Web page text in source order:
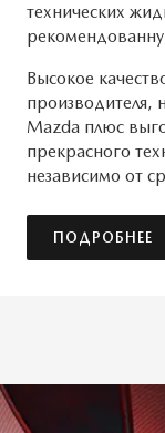
технических
Высокое
производителя,
Mazda плюс
прекрасного
независимо от
ПОДРОБНЕЕ